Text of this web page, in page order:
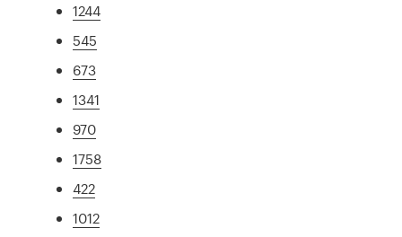
1244
545
673
1341
970
1758
422
1012